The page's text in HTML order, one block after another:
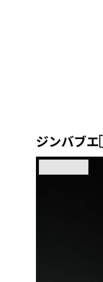
ジンバブ